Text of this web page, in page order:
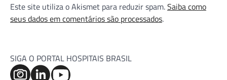
Este site utiliza o Akismet para reduzir spam.Saiba como
seus dados em comentários são processados.
SIGA O PORTAL HOSPITAIS BRASIL